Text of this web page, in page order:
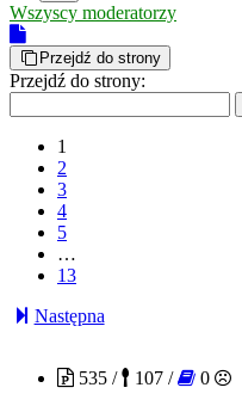
Wszyscy moderatorzy
Przejdź do strony
Przejdź do strony:
1
2
3
4
5
…
13
Następna
535 /
107 / 0